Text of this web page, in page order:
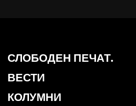
СЛОБОДЕН ПЕЧАТ.
ВЕСТИ
КОЛУМНИ